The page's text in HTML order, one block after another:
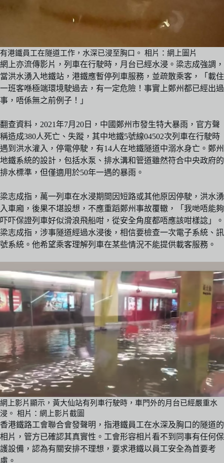
有港鐵員工在隧道工作，水深已浸至胸口。 相片：網上圖片
網上亦流傳影片，列車在行駛時，月台已經水浸。梁志成強調，
當洪水湧入地鐵站，港鐵應暫停列車服務，並疏散乘客，「載住
一班客喺極端環境駛過去，有一定危險！事實上鄭州都已經出過
事，唔係無之前例子！」
翻查資料，2021年7月20日，中國鄭州市發生特大暴雨，官方聲
稱造成380人死亡、失蹤，其中地鐵5號線04502次列車在行駛時
遇到洪水灌入，停電停駛，有14人在地鐵隧道中溺水身亡。鄭州
地鐵系統的設計，包括水泵、排水溝和管道雖然符合中央政府的
排水標準，但僅適用於50年一遇的暴雨。
梁志成指，萬一列車在水浸期間因短路或其他原因停駛，洪水湧
入車廂，後果不堪設想，不應重蹈鄭州事故覆轍，「我哋唔能夠
吓吓保證列車好似滑浪飛船咁，從安全角度都唔應該咁樣諗」。
梁志成指，涉事隧道經過水浸後，相信要檢查一次電子系統、訊
號系統。他希望乘客理解列車在某些情況不能提供載客服務。
網上影片顯示，黃大仙站有列車行駛時，車門外的月台已經嚴重水
浸。 相片：網上影片截圖
香港鐵路工會聯合會發聲明，指港鐵員工在水深及胸口的隧道的
相片，管方已確認其真實性。工會形容相片看不到同事有任何保
護設備，認為有關安排不理想，要求港鐵以員工安全為首要考
慮。